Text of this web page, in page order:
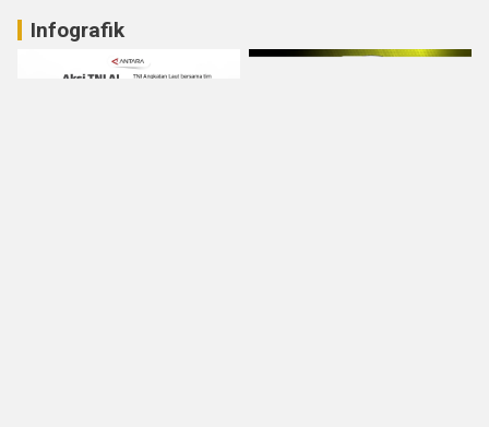
Infografik